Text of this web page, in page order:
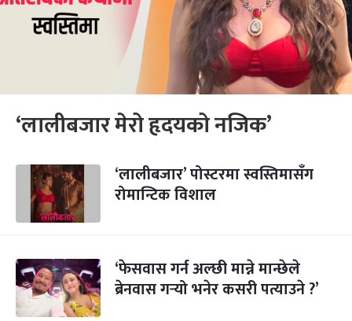
‘लालीबजार मेरो हृदयको नजिक’
‘लालीबजार’ पोस्टरमा स्वस्तिमासँग
रोमान्टिक विशाल
‘फेसवास गर्न अल्छी मान्ने मान्छेले
ब्रेनवास गर्‍यो भनेर कसरी पत्याउने ?’